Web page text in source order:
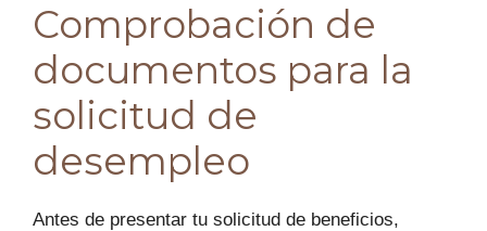
Comprobación de
documentos para la
solicitud de
desempleo
Antes de presentar tu solicitud de beneficios,